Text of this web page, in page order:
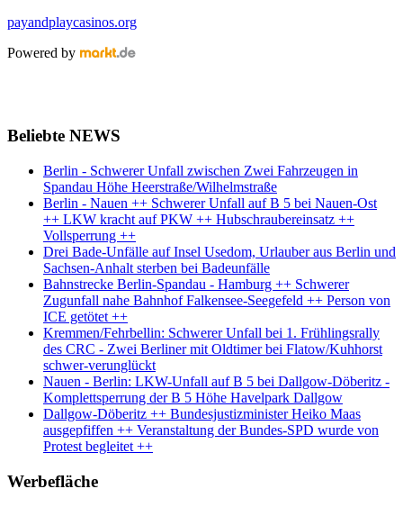
payandplaycasinos.org
Powered by
Beliebte NEWS
Berlin - Schwerer Unfall zwischen Zwei Fahrzeugen in
Spandau Höhe Heerstraße/Wilhelmstraße
Berlin - Nauen ++ Schwerer Unfall auf B 5 bei Nauen-Ost
++ LKW kracht auf PKW ++ Hubschraubereinsatz ++
Vollsperrung ++
Drei Bade-Unfälle auf Insel Usedom, Urlauber aus Berlin und
Sachsen-Anhalt sterben bei Badeunfälle
Bahnstrecke Berlin-Spandau - Hamburg ++ Schwerer
Zugunfall nahe Bahnhof Falkensee-Seegefeld ++ Person von
ICE getötet ++
Kremmen/Fehrbellin: Schwerer Unfall bei 1. Frühlingsrally
des CRC - Zwei Berliner mit Oldtimer bei Flatow/Kuhhorst
schwer-verunglückt
Nauen - Berlin: LKW-Unfall auf B 5 bei Dallgow-Döberitz -
Komplettsperrung der B 5 Höhe Havelpark Dallgow
Dallgow-Döberitz ++ Bundesjustizminister Heiko Maas
ausgepfiffen ++ Veranstaltung der Bundes-SPD wurde von
Protest begleitet ++
Werbefläche